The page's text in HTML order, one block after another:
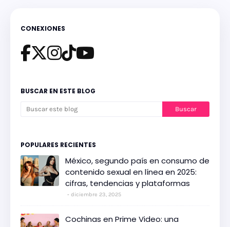
CONEXIONES
BUSCAR EN ESTE BLOG
POPULARES RECIENTES
México, segundo país en consumo de
contenido sexual en línea en 2025:
cifras, tendencias y plataformas
diciembre 23, 2025
Cochinas en Prime Video: una